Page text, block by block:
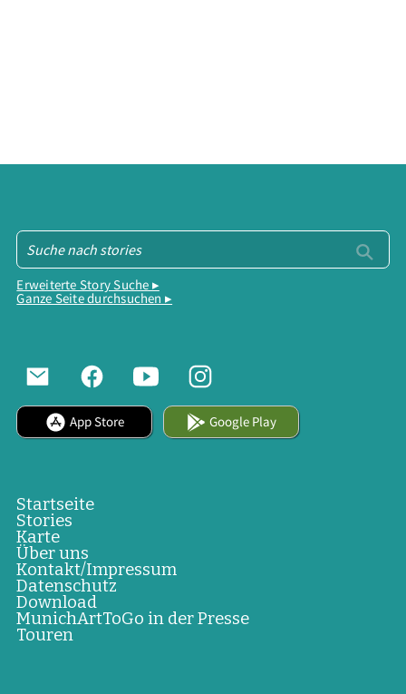
Erweiterte Story Suche ▸
Ganze Seite durchsuchen ▸
App Store Google Play
Startseite
Stories
Karte
Über uns
Kontakt/Impressum
Datenschutz
Download
MunichArtToGo in der Presse
Touren